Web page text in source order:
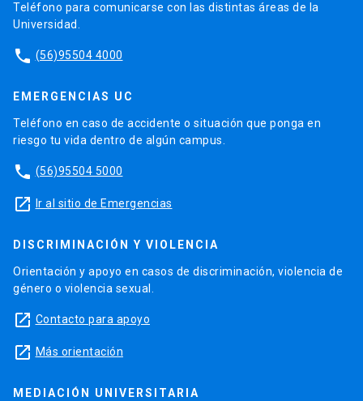
Teléfono para comunicarse con las distintas áreas de la
Universidad.
phone (56)95504 4000
EMERGENCIAS UC
Teléfono en caso de accidente o situación que ponga en
riesgo tu vida dentro de algún campus.
phone (56)95504 5000
launch Ir al sitio de Emergencias
DISCRIMINACIÓN Y VIOLENCIA
Orientación y apoyo en casos de discriminación, violencia de
género o violencia sexual.
launch Contacto para apoyo
launch Más orientación
MEDIACIÓN UNIVERSITARIA